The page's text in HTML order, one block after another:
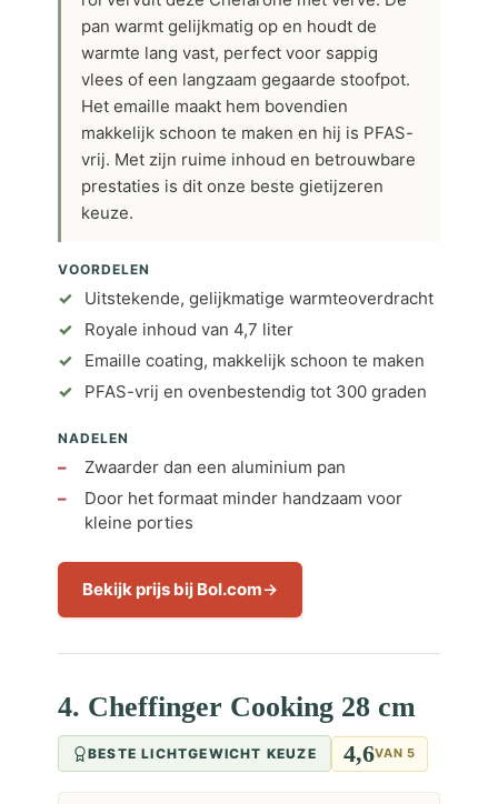
pan warmt gelijkmatig op en houdt de
warmte lang vast, perfect voor sappig
vlees of een langzaam gegaarde stoofpot.
Het emaille maakt hem bovendien
makkelijk schoon te maken en hij is PFAS-
vrij. Met zijn ruime inhoud en betrouwbare
prestaties is dit onze beste gietijzeren
keuze.
VOORDELEN
Uitstekende, gelijkmatige warmteoverdracht
Royale inhoud van 4,7 liter
Emaille coating, makkelijk schoon te maken
PFAS-vrij en ovenbestendig tot 300 graden
NADELEN
Zwaarder dan een aluminium pan
Door het formaat minder handzaam voor
kleine porties
Bekijk prijs bij Bol.com
4. Cheffinger Cooking 28 cm
BESTE LICHTGEWICHT KEUZE 4,6VAN 5